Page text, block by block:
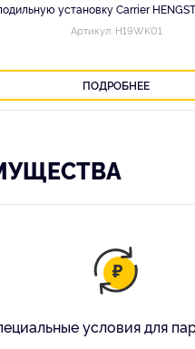
установку Carrier
Артикул: H19WK01
ПОДРОБНЕЕ
условия для